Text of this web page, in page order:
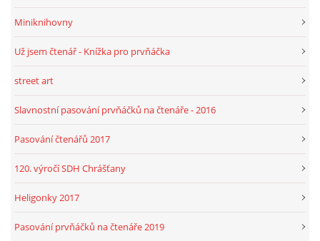
Miniknihovny
Už jsem čtenář - Knížka pro prvňáčka
street art
Slavnostní pasování prvňáčků na čtenáře - 2016
Pasování čtenářů 2017
120. výročí SDH Chrášťany
Heligonky 2017
Pasování prvňáčků na čtenáře 2019